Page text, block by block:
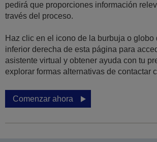
pedirá que proporciones información
través del proceso.
Haz clic en el icono de la burbuja o globo
inferior derecha de esta página para
asistente virtual y obtener ayuda con tu
explorar formas alternativas de contactar
Comenzar ahora